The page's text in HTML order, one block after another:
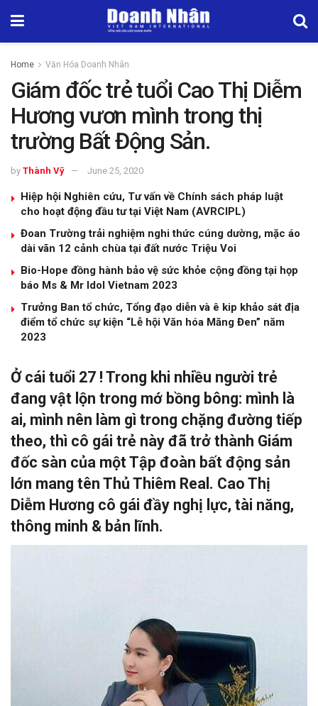
Home Văn Hóa Doanh Nhân
Giám đốc trẻ tuổi Cao Thị Diễm
Hương vươn mình trong thị
trường Bất Động Sản.
by Thành Vỹ June 25, 2020
Hiệp hội Nghiên cứu, Tư vấn về Chính sách pháp luật
cho hoạt động đầu tư tại Việt Nam (AVRCIPL)
Đoan Trường trải nghiệm nghi thức cúng dường, mặc áo
dài vãn 12 cảnh chùa tại đất nước Triệu Voi
Bio-Hope đồng hành bảo vệ sức khỏe cộng đồng tại họp
báo Ms & Mr Idol Vietnam 2023
Trưởng Ban tổ chức, Tổng đạo diễn và ê kip khảo sát địa
điểm tổ chức sự kiện “Lễ hội Văn hóa Măng Đen” năm
2023
Ở cái tuổi 27 ! Trong khi nhiều người trẻ
đang vật lộn trong mớ bồng bông: mình là
ai, mình nên làm gì trong chặng đường tiếp
theo, thì cô gái trẻ này đã trở thành Giám
đốc sàn của một Tập đoàn bất động sản
lớn mang tên Thủ Thiêm Real. Cao Thị
Diễm Hương cô gái đầy nghị lực, tài năng,
thông minh & bản lĩnh.